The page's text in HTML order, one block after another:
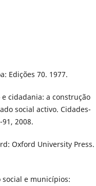
Edições 70. 1977.
e cidadania: a construção
social activo. Cidades-
2008.
Oxford University Press.
social e municípios: